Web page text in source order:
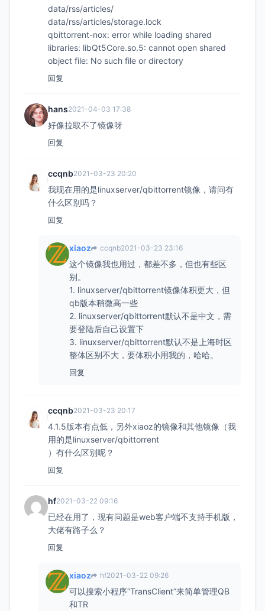
data/rss/articles/
data/rss/articles/storage.lock
qbittorrent-nox: error while loading shared
libraries: libQt5Core.so.5: cannot open shared
object file: No such file or directory
回复
hans2021-04-03 17:38
好像拉取不了镜像呀
回复
ccqnb2021-03-23 20:20
我现在用的是linuxserver/qbittorrent镜像，请问有
什么区别吗？
回复
xiaoz ccqnb2021-03-23 23:16
这个镜像我也用过，都差不多，但也有些区
别。
1. linuxserver/qbittorrent镜像体积更大，但
qb版本稍微高一些
2. linuxserver/qbittorrent默认不是中文，需
要登陆后自己设置下
3. linuxserver/qbittorrent默认不是上海时区
整体区别不大，要体积小用我的，哈哈。
回复
ccqnb2021-03-23 20:17
4.1.5版本有点低，另外xiaoz的镜像和其他镜像（我
用的是linuxserver/qbittorrent
）有什么区别呢？
回复
hf2021-03-22 09:16
已经在用了，现有问题是web客户端不支持手机版，
大佬有路子么？
回复
xiaoz hf2021-03-22 09:26
可以搜索小程序“TransClient”来简单管理QB
和TR